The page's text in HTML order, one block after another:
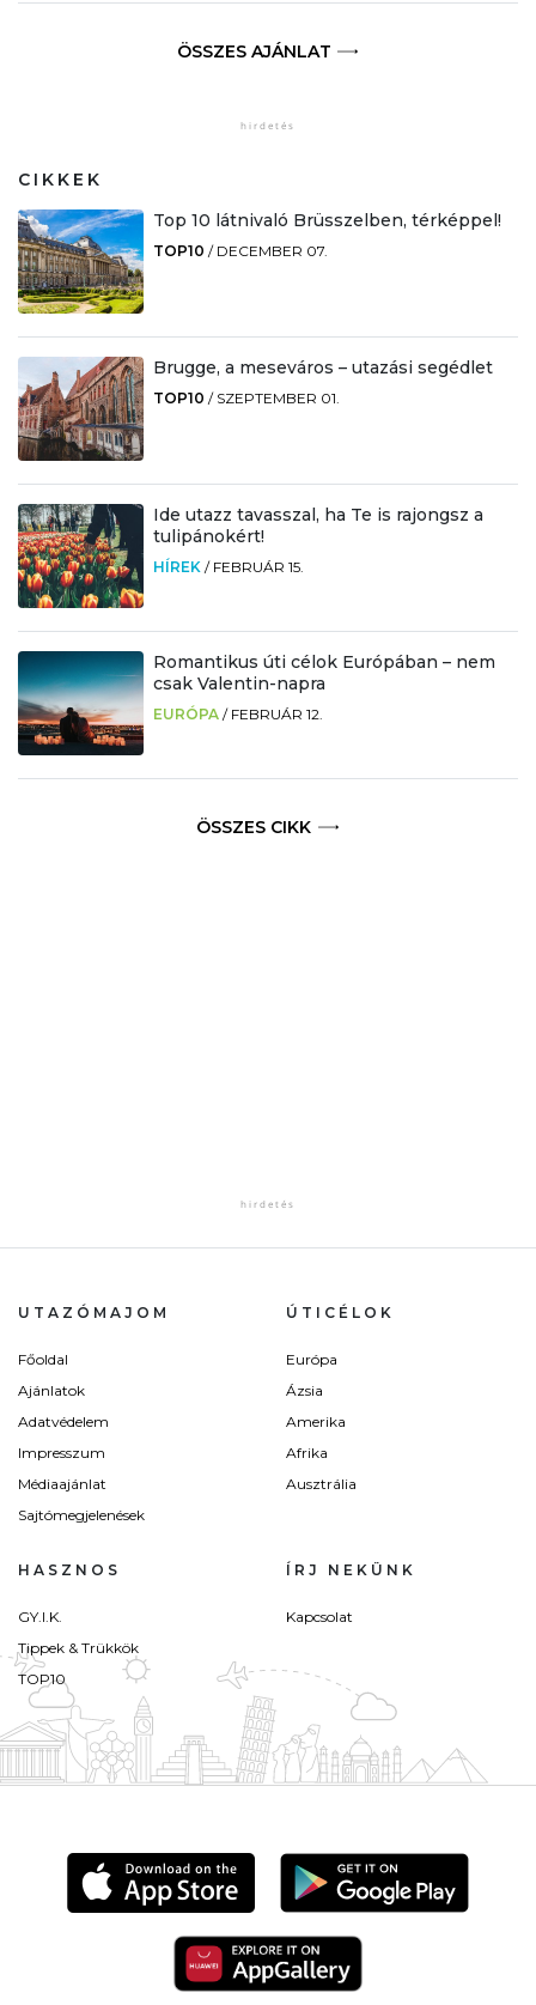
ÖSSZES AJÁNLAT
CIKKEK
Top 10 látnivaló Brüsszelben, térképpel!
TOP10 / DECEMBER 07.
Brugge, a meseváros – utazási segédlet
TOP10 / SZEPTEMBER 01.
Ide utazz tavasszal, ha Te is rajongsz a
tulipánokért!
HÍREK / FEBRUÁR 15.
Romantikus úti célok Európában – nem
csak Valentin-napra
EURÓPA / FEBRUÁR 12.
ÖSSZES CIKK
UTAZÓMAJOM
Főoldal
Ajánlatok
Adatvédelem
Impresszum
Médiaajánlat
Sajtómegjelenések
ÚTICÉLOK
Európa
Ázsia
Amerika
Afrika
Ausztrália
HASZNOS
GY.I.K.
Tippek & Trükkök
TOP10
ÍRJ NEKÜNK
Kapcsolat